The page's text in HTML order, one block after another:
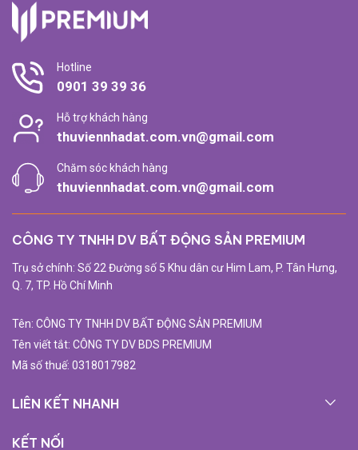
Hotline
0901 39 39 36
Hỗ trợ khách hàng
thuviennhadat.com.vn@gmail.com
Chăm sóc khách hàng
thuviennhadat.com.vn@gmail.com
CÔNG TY TNHH DV BẤT ĐỘNG SẢN PREMIUM
Trụ sở chính: Số 22 Đường số 5 Khu dân cư Him Lam, P. Tân Hưng,
Q. 7, TP. Hồ Chí Minh
Tên: CÔNG TY TNHH DV BẤT ĐỘNG SẢN PREMIUM
Tên viết tắt: CÔNG TY DV BDS PREMIUM
Mã số thuế: 0318017982
LIÊN KẾT NHANH
KẾT NỐI